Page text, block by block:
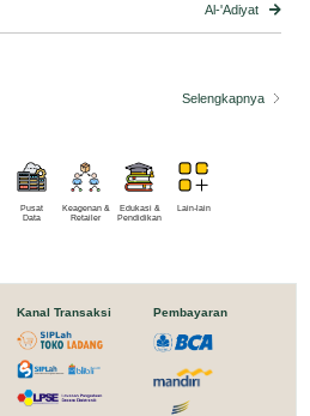
Al-'Adiyat
Selengkapnya
Pusat
Data
Keagenan &
Retailer
Edukasi &
Pendidikan
Lain-lain
Kanal Transaksi Pembayaran